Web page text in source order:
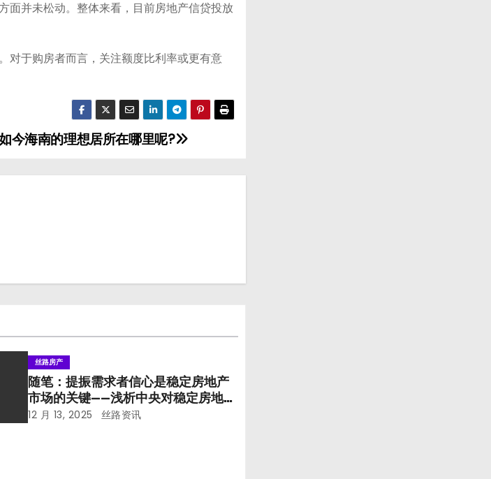
面并未松动。整体来看，目前房地产信贷投放
对于购房者而言，关注额度比利率或更有意
今海南的理想居所在哪里呢?
丝路房产
随笔：提振需求者信心是稳定房地产
市场的关键——浅析中央对稳定房地产
市场的要求
12 月 13, 2025 丝路资讯